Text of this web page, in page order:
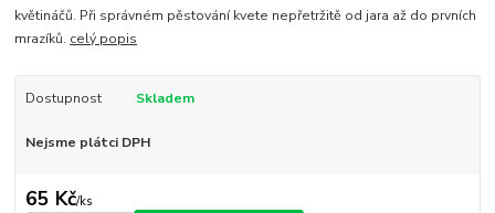
květináčů. Při správném pěstování kvete nepřetržitě od jara až do prvních
mrazíků. celý popis
Dostupnost Skladem
Nejsme plátci DPH
65 Kč/ks